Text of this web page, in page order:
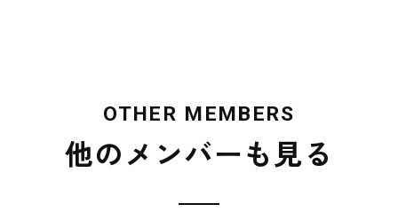
他のメンバーも見る